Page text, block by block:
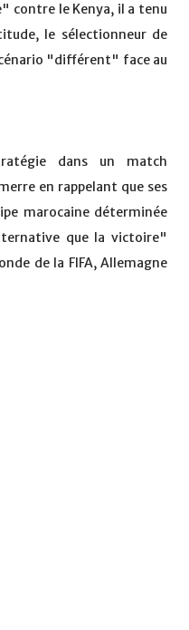
contre le Kenya, il a tenu
le sélectionneur de
"différent" face au
dans un match
en rappelant que ses
marocaine déterminée
que la victoire"
de la FIFA, Allemagne